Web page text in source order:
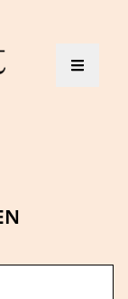
Toggle